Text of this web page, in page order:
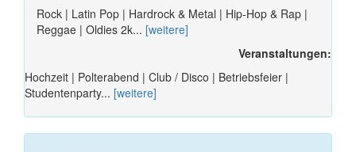
Rock | Latin Pop | Hardrock & Metal | Hip-Hop & Rap |
Reggae | Oldies 2k... [weitere]
Veranstaltungen:
Hochzeit | Polterabend | Club / Disco | Betriebsfeier |
Studentenparty... [weitere]